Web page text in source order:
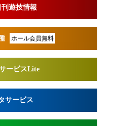
遊技情報
ホール会員無料
ービスLite
サービス